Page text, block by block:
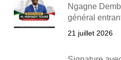
Ngagne
général
21 juillet 2026